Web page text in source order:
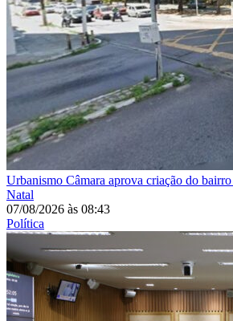
Urbanismo Câmara aprova criação do
Natal
07/08/2026 às 08:43
Política